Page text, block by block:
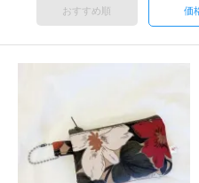
おすすめ順 価